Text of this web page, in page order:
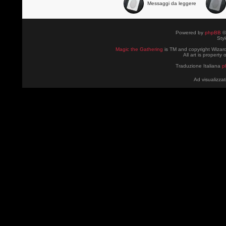
Messaggi da leggere
Powered by phpBB
Magic the Gathering is TM and copyright
All art is property
Traduzione Italiana
Ad